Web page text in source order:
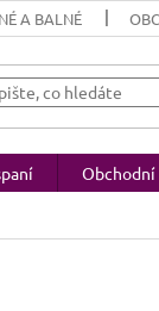
A BALNÉ